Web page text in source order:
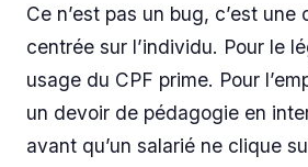
Ce n’est pas un bug, c’est une
centrée sur l’individu. Pour le
usage du CPF prime. Pour
un devoir de pédagogie en
avant qu’un salarié ne clique